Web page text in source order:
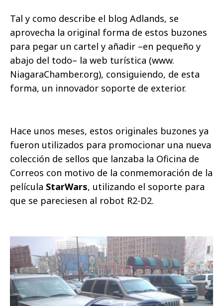
Tal y como describe el blog Adlands, se
aprovecha la original forma de estos buzones
para pegar un cartel y añadir –en pequeño y
abajo del todo– la web turística (www.
NiagaraChamber.org), consiguiendo, de esta
forma, un innovador soporte de exterior.
Hace unos meses, estos originales buzones ya
fueron utilizados para promocionar una nueva
colección de sellos que lanzaba la Oficina de
Correos con motivo de la conmemoración de la
película StarWars, utilizando el soporte para
que se pareciesen al robot R2-D2.